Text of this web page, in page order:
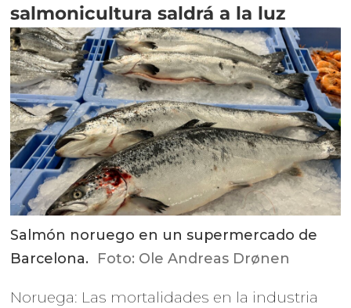
salmonicultura saldrá a la luz
Salmón noruego en un supermercado de
Barcelona. Foto: Ole Andreas Drønen
Noruega: Las mortalidades en la industria